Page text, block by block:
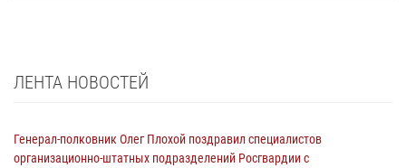
ЛЕНТА НОВОСТЕЙ
Генерал-полковник Олег Плохой поздравил специалистов
организационно-штатных подразделений Росгвардии с